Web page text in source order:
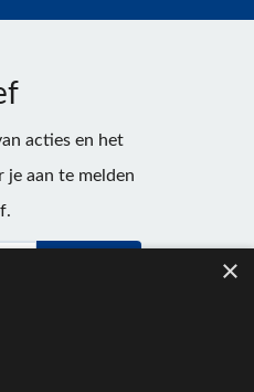
acties en het
je aan te melden
×